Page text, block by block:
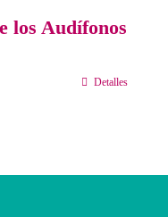
los Audífonos
Detalles